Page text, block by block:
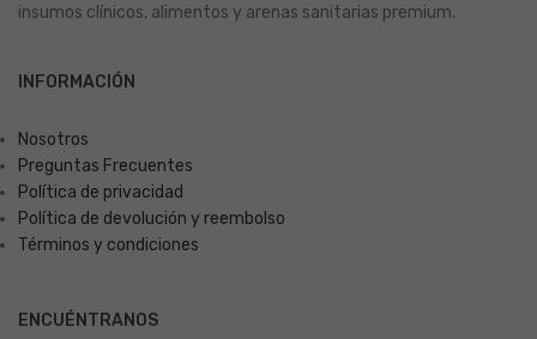
insumos clínicos, alimentos y arenas sanitarias premium.
INFORMACIÓN
Nosotros
Preguntas Frecuentes
Política de privacidad
Política de devolución y reembolso
Términos y condiciones
ENCUÉNTRANOS